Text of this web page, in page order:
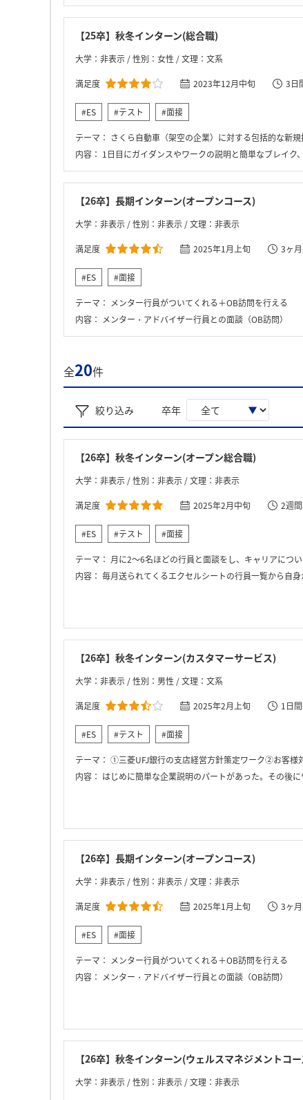
【25卒】秋冬インターン(総合職)
大学：非表示 / 性別：女性 / 文理：文系
満足度
2023年12月中旬 3日
#ES #テスト #面接
テーマ： さくら自動車（架空の企業）に対する包括的な新
内容： 1日目にガイダンスやワークの説明と簡単なブレイク、2日目から本格的
【26卒】長期インターン(オープンコース)
大学：非表示 / 性別：非表示 / 文理：非表示
満足度
2025年1月上旬 3ヶ
#ES #面接
テーマ： メンター行員がついてくれる＋OB訪問を行える
内容： メンター・アドバイザー行員との面談（OB訪問）
全20件
絞り込み 卒年
【26卒】秋冬インターン(オープン総合職)
大学：非表示 / 性別：非表示 / 文理：非表示
満足度
2025年2月中旬 2週
#ES #テスト #面接
テーマ： 月に2～6名ほどの行員と面談をし、キャリアについ
内容： 毎月送られてくるエクセルシートの行員一覧から自
【26卒】秋冬インターン(カスタマーサービス)
大学：非表示 / 性別：男性 / 文理：文系
満足度
2025年2月上旬 1日間
#ES #テスト #面接
テーマ： ①三菱UFJ銀行の支店経営方針策定ワーク②お客様
内容： はじめに簡単な企業説明のパートがあった。その後にワークが2つあり、最後に座談会があった。1つ目のワークは支店経営方針策定ワー
【26卒】長期インターン(オープンコース)
大学：非表示 / 性別：非表示 / 文理：非表示
満足度
2025年1月上旬 3ヶ
#ES #面接
テーマ： メンター行員がついてくれる＋OB訪問を行える
内容： メンター・アドバイザー行員との面談（OB訪問）
【26卒】秋冬インターン(ウェルスマネジメントコ
大学：非表示 / 性別：非表示 / 文理：非表示